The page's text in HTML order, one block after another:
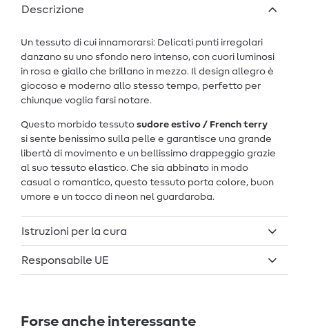
Descrizione
Un tessuto di cui innamorarsi: Delicati punti irregolari
danzano su uno sfondo nero intenso, con cuori luminosi
in rosa e giallo che brillano in mezzo. Il design allegro è
giocoso e moderno allo stesso tempo, perfetto per
chiunque voglia farsi notare.
Questo morbido tessuto sudore estivo / French terry
si sente benissimo sulla pelle e garantisce una grande
libertà di movimento e un bellissimo drappeggio grazie
al suo tessuto elastico. Che sia abbinato in modo
casual o romantico, questo tessuto porta colore, buon
umore e un tocco di neon nel guardaroba.
Istruzioni per la cura
Responsabile UE
Forse anche interessante